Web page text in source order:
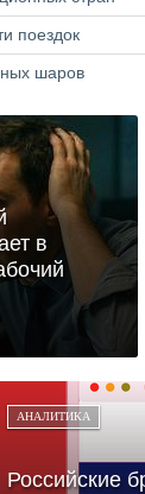
поездок
шаров
в
АНАЛИТИКА
Российские